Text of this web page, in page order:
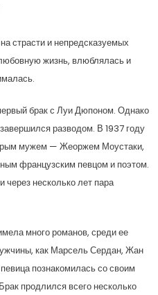
страсти и непредсказуемых
жизнь, влюблялась и
брак с Луи Дюпоном. Однако
разводом. В 1937 году
мужем — Жеоржем Моустаки,
французским певцом и поэтом.
через несколько лет пара
много романов, среди ее
как Марсель Сердан, Жан
познакомилась со своим
продлился всего несколько